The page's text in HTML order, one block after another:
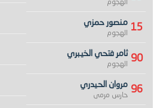
15 منصور حمزي
الهجوم
90 ثامر فتحي الخيبري
الهجوم
96 مروان الحيدري
حارس مرمى